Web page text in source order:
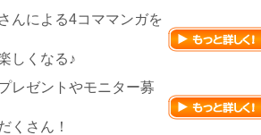
んによる4コママンガを
しくなる♪
レゼントやモニター募
くさん！